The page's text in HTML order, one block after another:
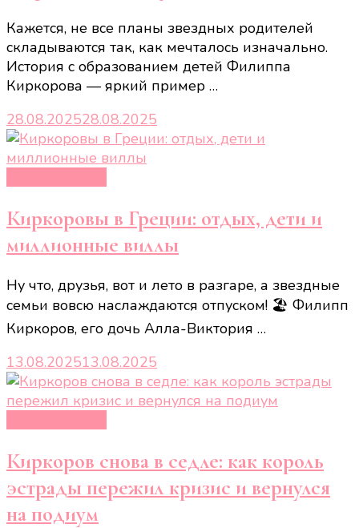
Кажется, не все планы звездных родителей
складываются так, как мечталось изначально.
История с образованием детей Филиппа
Киркорова — яркий пример …
28.08.202528.08.2025
Киркоровы в Греции: отдых, дети и
миллионные виллы
Ну что, друзья, вот и лето в разгаре, а звездные
семьи вовсю наслаждаются отпуском! 🏖️ Филипп
Киркоров, его дочь Алла-Виктория …
13.08.202513.08.2025
Киркоров снова в седле: как король
эстрады пережил кризис и вернулся
на подиум